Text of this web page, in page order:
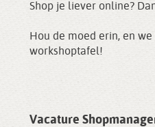
Shop je liever online?
Hou de moed erin, en
workshoptafel!
Vacature